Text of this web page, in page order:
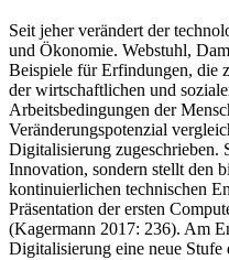
Seit jeher verändert der
und Ökonomie. Webstuhl,
Beispiele für Erfindungen, die
der wirtschaftlichen und
Arbeitsbedingungen der
Veränderungspotenzial
Digitalisierung zugeschrieben.
Innovation, sondern stellt den
kontinuierlichen technischen
Präsentation der ersten
(Kagermann 2017: 236). Am
Digitalisierung eine neue